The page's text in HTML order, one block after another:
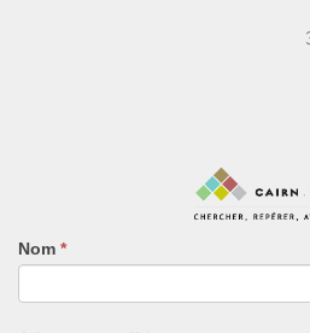
Nom *
Si
vous
êtes